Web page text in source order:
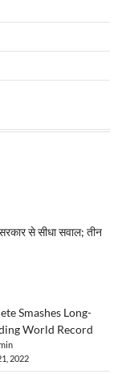
से सीधा सवाल; तीन
Smashes Long-
World Record
2022